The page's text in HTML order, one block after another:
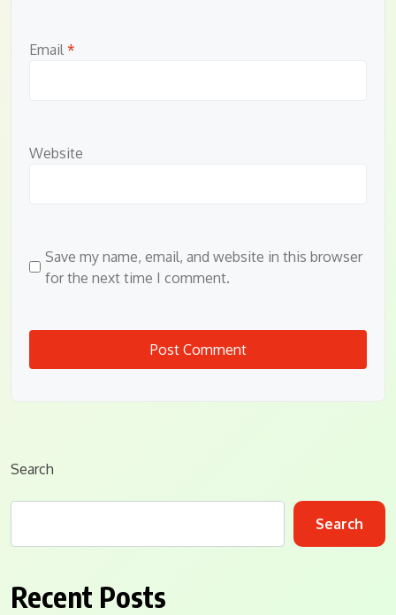
Email *
Website
Save my name, email, and website in this browser
for the next time I comment.
Search
Search
Recent Posts